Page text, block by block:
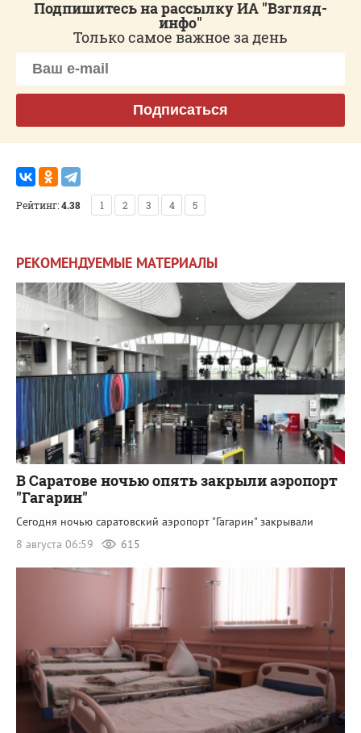
Подпишитесь на рассылку ИА "Взгляд-
инфо"
Только самое важное за день
Подписаться
Рейтинг:4.38 1 2 3 4 5
РЕКОМЕНДУЕМЫЕ МАТЕРИАЛЫ
В Саратове ночью опять закрыли аэропорт
"Гагарин"
Сегодня ночью саратовский аэропорт "Гагарин" закрывали
8 августа 06:59
615